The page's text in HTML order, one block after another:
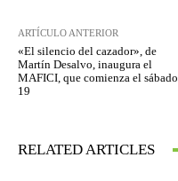
ARTÍCULO ANTERIOR
«El silencio del cazador», de
Martín Desalvo, inaugura el
MAFICI, que comienza el sábado
19
RELATED ARTICLES